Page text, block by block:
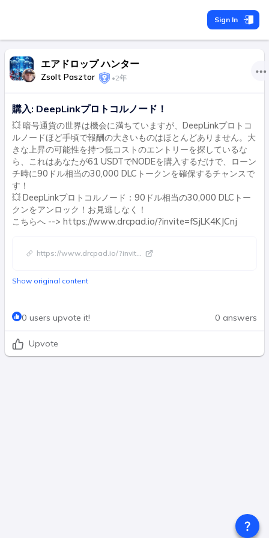
Sign In
エアドロップ ハンター
Zsolt Pasztor •2年
購入: DeepLinkプロトコルノード！
💥 暗号通貨の世界は機会に満ちていますが、DeepLinkプロトコ
ルノードほど手頃で報酬の大きいものはほとんどありません。大
きな上昇の可能性を持つ低コストのエントリーを探しているな
ら、これはあなたが61 USDTでNODEを購入するだけで、ローン
チ時に90ドル相当の30,000 DLCトークンを確保するチャンスで
す！
💥 DeepLinkプロトコルノード：90ドル相当の30,000 DLCトー
クンをアンロック！お見逃しなく！
こちらへ --> https://www.drcpad.io/?invite=fSjLK4KJCnj
https://www.drcpad.io/?invit...
Show original content
0 users upvote it! 0 answers
Upvote